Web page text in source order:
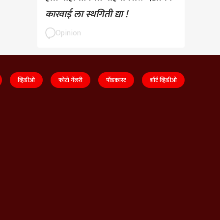
कारवाई ला स्थगिती द्या !
Opinion
व्हिडीओ फोटो गॅलरी पॉडकास्ट शॉर्ट व्हिडीओ